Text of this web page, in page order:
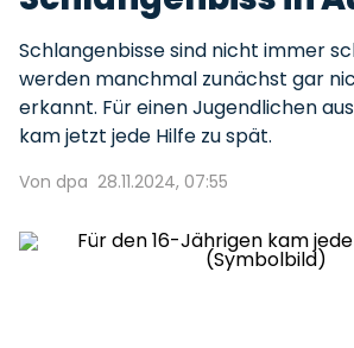
Schlangenbisse sind nicht immer
werden manchmal zunächst gar
erkannt. Für einen Jugendlichen
kam jetzt jede Hilfe zu spät.
Von dpa 28.11.2024, 07:55